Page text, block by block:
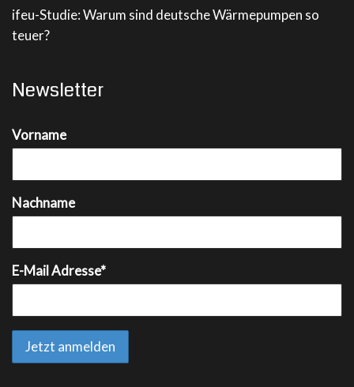
ifeu-Studie: Warum sind deutsche Wärmepumpen so
teuer?
Newsletter
Vorname
Nachname
E-Mail Adresse*